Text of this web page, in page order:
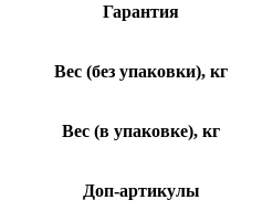
Гарантия
Вес (без упаковки), кг
Вес (в упаковке), кг
Доп-артикулы